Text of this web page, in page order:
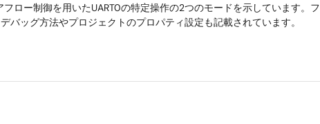
ロー制御を用いたUART0の特定操作の2つのモードを示しています。フ
バッグ方法やプロジェクトのプロパティ設定も記載されています。